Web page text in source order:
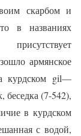
скарбом и
в названиях
армянское
gil—
(7-542),
в курдском
с водой,